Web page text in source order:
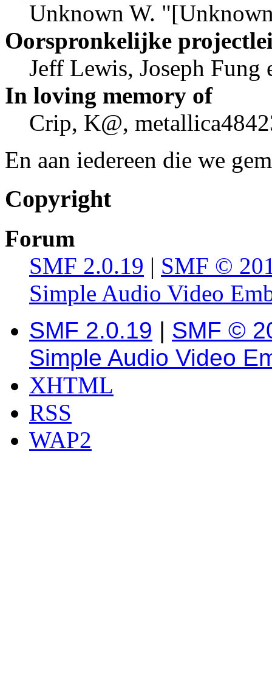
Unknown W.
Oorspronkelijke
Jeff Lewis, Joseph Fung
In loving memory of
Crip, K@,
En aan iedereen die we
Copyright
Forum
SMF 2.0.19 | SMF ©
Simple Audio Video
SMF 2.0.19 | SMF ©
Simple Audio Video
XHTML
RSS
WAP2